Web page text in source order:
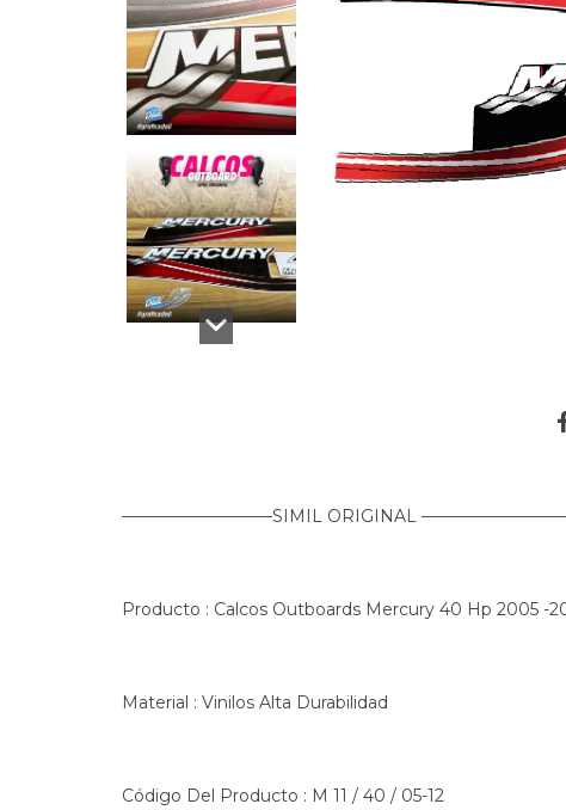
—————————SIMIL ORIGINAL
Producto : Calcos Outboards Mercury 40 Hp 2005 -
Material : Vinilos Alta Durabilidad
Código Del Producto : M 11 / 40 / 05-12